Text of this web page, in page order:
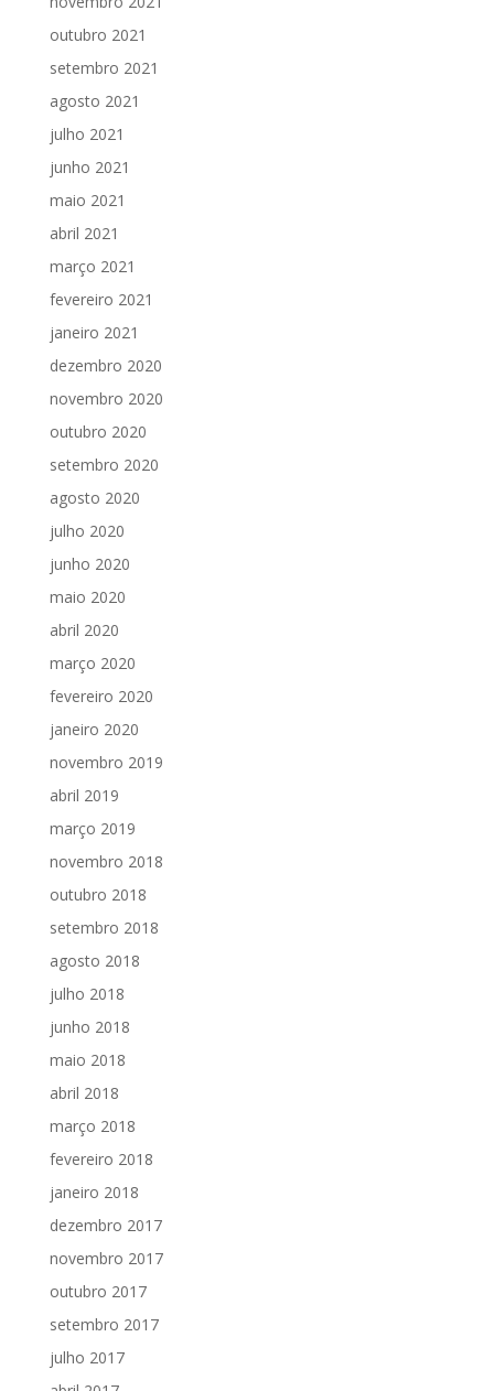
outubro 2021
setembro 2021
agosto 2021
julho 2021
junho 2021
maio 2021
abril 2021
março 2021
fevereiro 2021
janeiro 2021
dezembro 2020
novembro 2020
outubro 2020
setembro 2020
agosto 2020
julho 2020
junho 2020
maio 2020
abril 2020
março 2020
fevereiro 2020
janeiro 2020
novembro 2019
abril 2019
março 2019
novembro 2018
outubro 2018
setembro 2018
agosto 2018
julho 2018
junho 2018
maio 2018
abril 2018
março 2018
fevereiro 2018
janeiro 2018
dezembro 2017
novembro 2017
outubro 2017
setembro 2017
julho 2017